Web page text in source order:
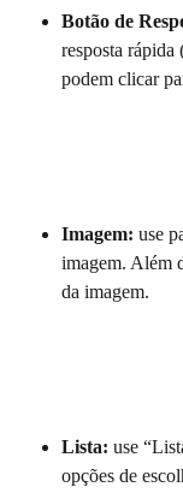
Botão de
resposta
podem clicar
Imagem: use
imagem. Além
da imagem.
Lista: use
opções de